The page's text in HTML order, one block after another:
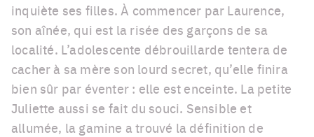
inquiète ses filles. À commencer par Laurence,
son aînée, qui est la risée des garçons de sa
localité. L’adolescente débrouillarde tentera de
cacher à sa mère son lourd secret, qu’elle finira
bien sûr par éventer : elle est enceinte. La petite
Juliette aussi se fait du souci. Sensible et
allumée, la gamine a trouvé la définition de